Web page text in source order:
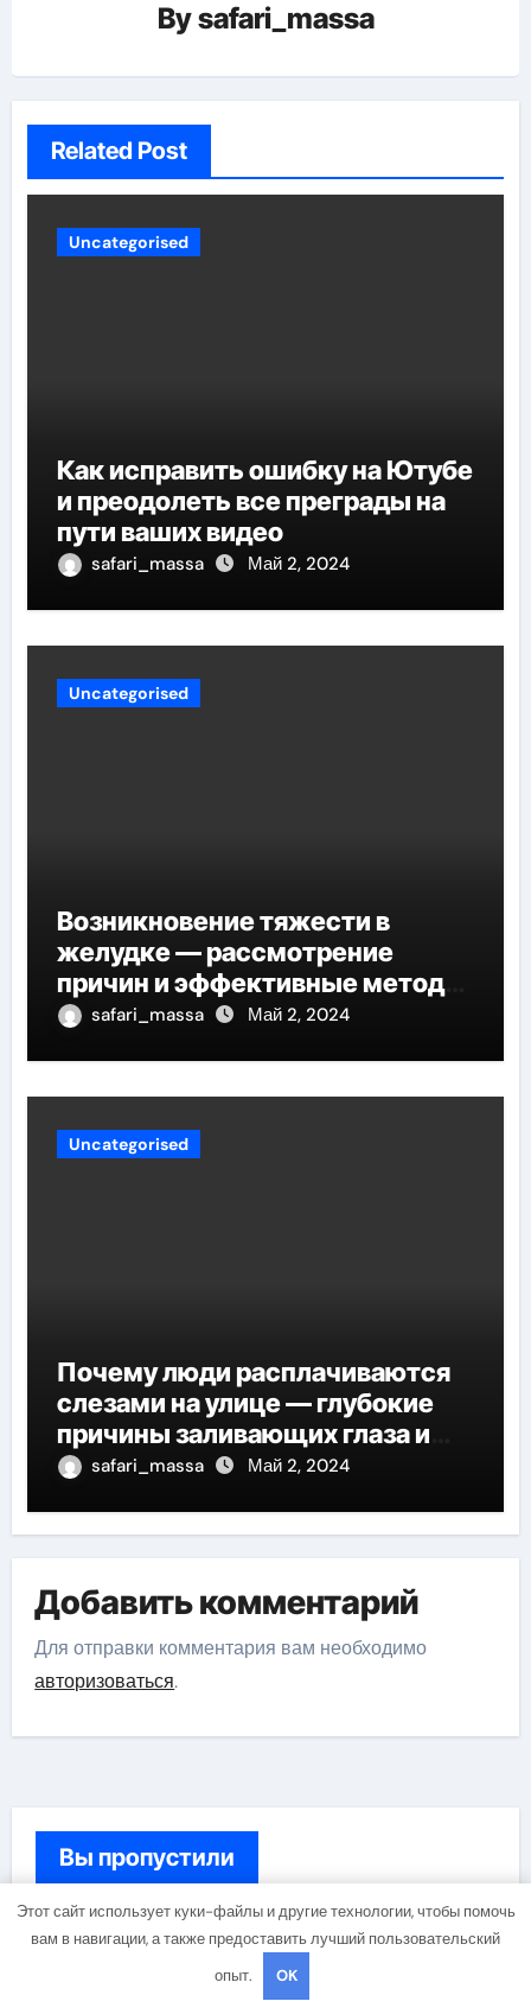
Bysafari_massa
Related Post
Uncategorised
Как исправить ошибку на Ютубе
и преодолеть все преграды на
пути ваших видео
safari_massa Май 2, 2024
Uncategorised
Возникновение тяжести в
желудке — рассмотрение
причин и эффективные методы
снятия дискомфорта
safari_massa Май 2, 2024
Uncategorised
Почему люди расплачиваются
слезами на улице — глубокие
причины заливающих глаза и
эффективные советы по
safari_massa Май 2, 2024
Добавить комментарий
Для отправки комментария вам необходимо
авторизоваться.
Вы пропустили
Этот сайт использует куки-файлы и другие технологии, чтобы помочь
вам в навигации, а также предоставить лучший пользовательский
опыт.
OK